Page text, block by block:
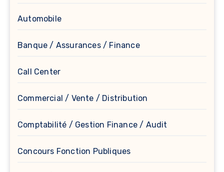
Automobile
Banque / Assurances / Finance
Call Center
Commercial / Vente / Distribution
Comptabilité / Gestion Finance / Audit
Concours Fonction Publiques